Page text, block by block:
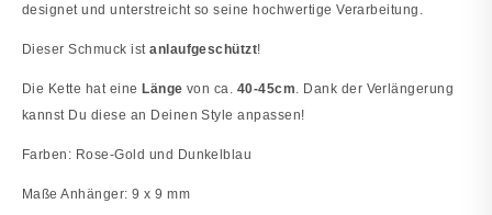
designet und unterstreicht so seine hochwertige Verarbeitung.
Dieser Schmuck istanlaufgeschützt!
Die Kette hat eineLänge von ca. 40-45cm . Dank der Verlängerung
kannst Du diese an Deinen Style anpassen!
Farben: Rose-Gold und Dunkelblau
Maße Anhänger: 9 x 9 mm